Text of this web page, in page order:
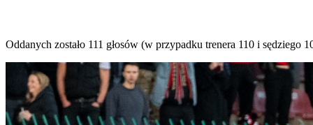
Oddanych zostało 111 głosów (w przypadku trenera 110 i sędziego